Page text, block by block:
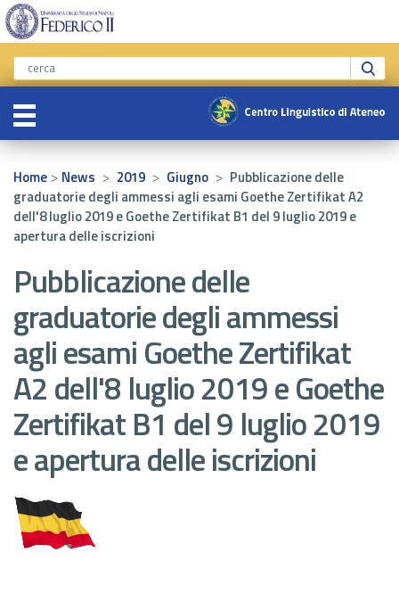
Home > News > 2019 > Giugno > Pubblicazione delle
graduatorie degli ammessi agli esami Goethe Zertifikat A2
dell'8 luglio 2019 e Goethe Zertifikat B1 del 9 luglio 2019 e
apertura delle iscrizioni
Pubblicazione delle
graduatorie degli ammessi
agli esami Goethe Zertifikat
A2 dell'8 luglio 2019 e Goethe
Zertifikat B1 del 9 luglio 2019
e apertura delle iscrizioni